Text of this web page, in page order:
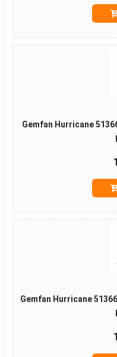
Gemfan Hurricane
Gemfan Hurricane